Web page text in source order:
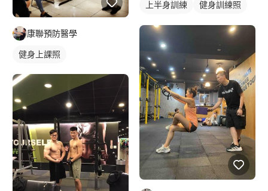
康聯預防醫學
健身上課照
上半身訓練
健身訓練照